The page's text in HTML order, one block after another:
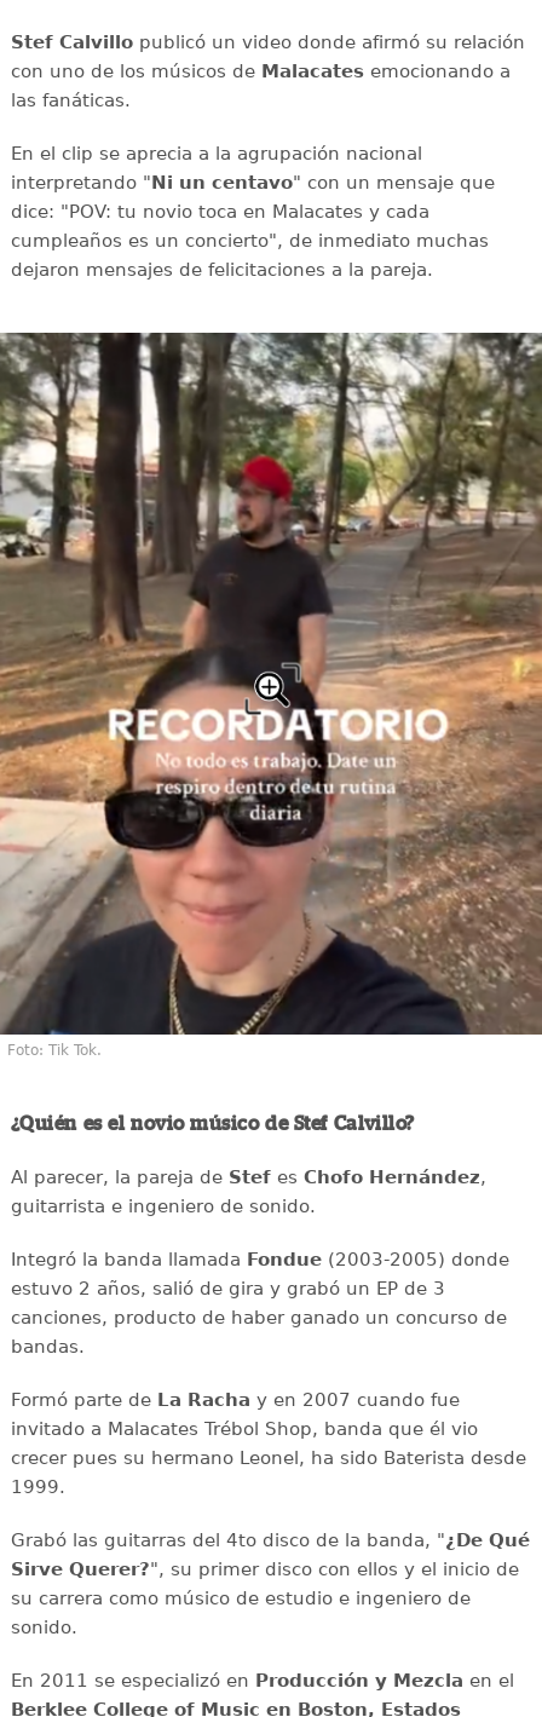
Stef Calvillopublicó un video donde afirmó su relación
con uno de los músicos de Malacatesemocionando a
las fanáticas.
En el clip se aprecia a la agrupación nacional
interpretando "Ni un centavo" con un mensaje que
dice: "POV: tu novio toca en Malacates y cada
cumpleaños es un concierto", de inmediato muchas
dejaron mensajes de felicitaciones a la pareja.
Foto: Tik Tok.
¿Quién es el novio músico de Stef Calvillo?
Al parecer, la pareja de Stefes Chofo Hernández,
guitarrista e ingeniero de sonido.
Integró la banda llamada Fondue(2003-2005) donde
estuvo 2 años, salió de gira y grabó un EP de 3
canciones, producto de haber ganado un concurso de
bandas.
Formó parte deLa Racha y en 2007 cuando fue
invitado a Malacates Trébol Shop, banda que él vio
crecer pues su hermano Leonel, ha sido Baterista desde
1999.
Grabó las guitarras del 4to disco de la banda, "¿De Qué
Sirve Querer?", su primer disco con ellos y el inicio de
su carrera como músico de estudio e ingeniero de
sonido.
En 2011 se especializó en Producción y Mezcla en el
Berklee College of Music en Boston, Estados